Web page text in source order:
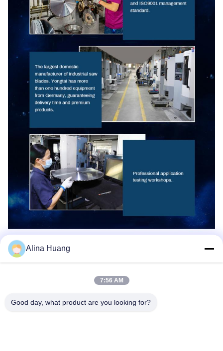
Specification
Product Name PCD saw blades
Advantage High life span
Alina Huang
7:56 AM
Good day, what product are you looking for?